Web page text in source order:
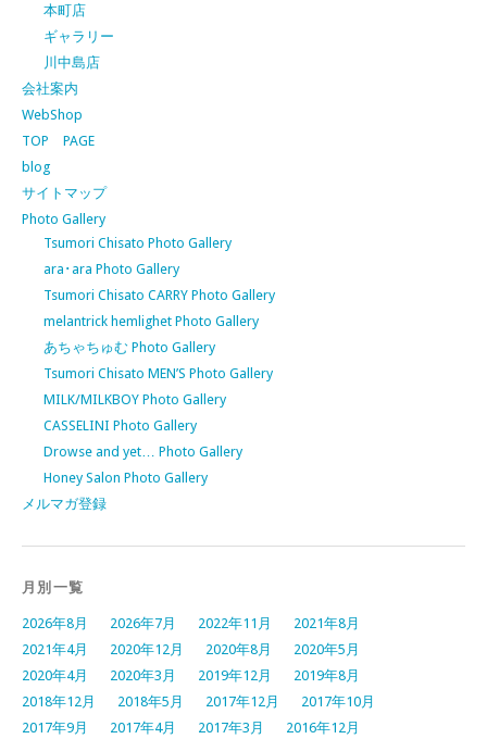
本町店
ギャラリー
川中島店
会社案内
WebShop
TOP PAGE
blog
サイトマップ
Photo Gallery
Tsumori Chisato Photo Gallery
ara･ara Photo Gallery
Tsumori Chisato CARRY Photo Gallery
melantrick hemlighet Photo Gallery
あちゃちゅむ Photo Gallery
Tsumori Chisato MEN’S Photo Gallery
MILK/MILKBOY Photo Gallery
CASSELINI Photo Gallery
Drowse and yet… Photo Gallery
Honey Salon Photo Gallery
メルマガ登録
月別一覧
2026年8月 2026年7月 2022年11月
2021年8月
2021年4月
2020年12月 2020年8月
2020年5月
2020年4月
2020年3月 2019年12月
2019年8月
2018年12月
2018年5月 2017年12月
2017年10月
2017年9月
2017年4月 2017年3月
2016年12月